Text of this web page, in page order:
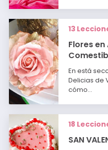
13
Flores
En está
Delicias de
cómo…
18
SAN